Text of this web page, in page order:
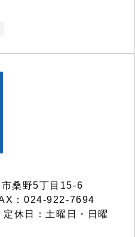
桑野5丁目15-6
：024-922-7694
休日：土曜日・日曜